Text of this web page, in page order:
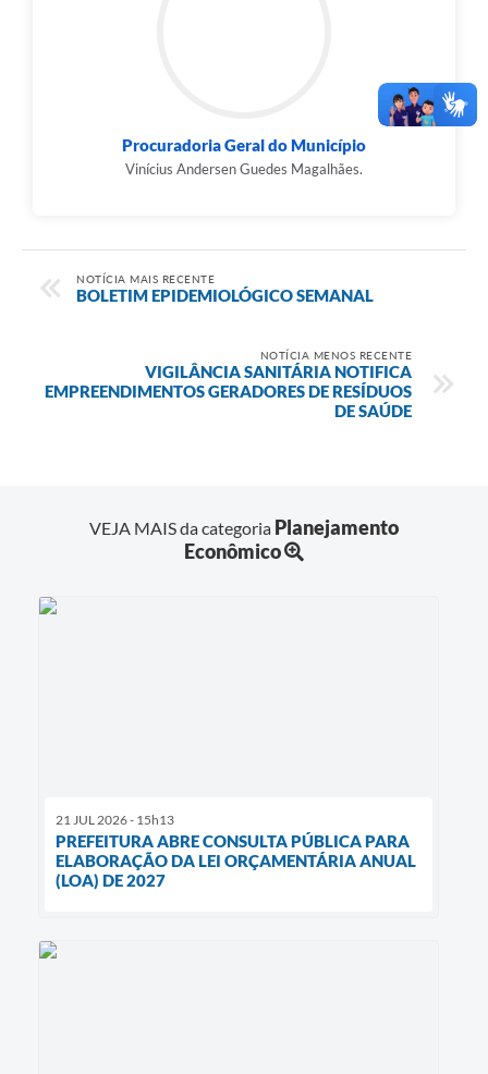
Procuradoria Geral do Município
Vinícius Andersen Guedes Magalhães.
NOTÍCIA MAIS RECENTE
BOLETIM EPIDEMIOLÓGICO SEMANAL
NOTÍCIA MENOS RECENTE
VIGILÂNCIA SANITÁRIA NOTIFICA
EMPREENDIMENTOS GERADORES DE RESÍDUOS
DE SAÚDE
VEJA MAIS da categoria Planejamento
Econômico
21 JUL 2026 - 15h13
PREFEITURA ABRE CONSULTA PÚBLICA PARA
ELABORAÇÃO DA LEI ORÇAMENTÁRIA ANUAL
(LOA) DE 2027